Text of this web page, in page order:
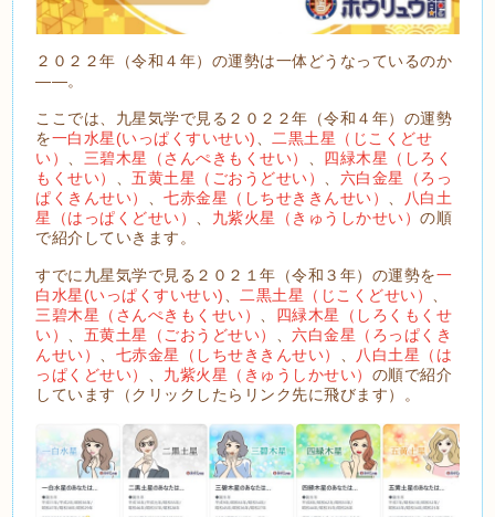
２０２２年（令和４年）の運勢は一体どうなっているのか
――。
ここでは、九星気学で見る２０２２年（令和４年）の運勢
を一白水星(いっぱくすいせい)
二黒土星（じこくどせ
い）
三碧木星（さんぺきもくせい）
四緑木星（しろく
もくせい）
、五黄土星（ごおうどせい）
六白金星（ろっ
ぱくきんせい）
、七赤金星（しちせききんせい）
八白土
星（はっぱくどせい）
九紫火星（きゅうしかせい）の順
で紹介していきます。
すでに九星気学で見る２０２１年（令和３年）の運勢を一
白水星(いっぱくすいせい)
二黒土星（じこくどせい）
三碧木星（さんぺきもくせい）
四緑木星（しろくもくせ
い）
五黄土星（ごおうどせい） 、六白金星（ろっぱくき
んせい）
七赤金星（しちせききんせい）
八白土星（は
っぱくどせい）
九紫火星（きゅうしかせい） の順で紹介
しています（クリックしたらリンク先に飛びます）。